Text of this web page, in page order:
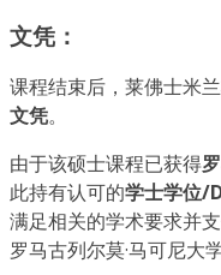
文凭：
课程结束后，莱佛士米
文凭。
由于该硕士课程已获得
此持有认可的学士学位/
满足相关的学术要求并
罗马古列尔莫·马可尼大